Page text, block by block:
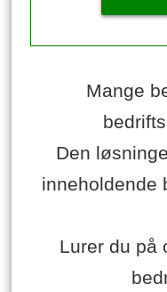
Mange
Den
inneholdende
Lurer du på